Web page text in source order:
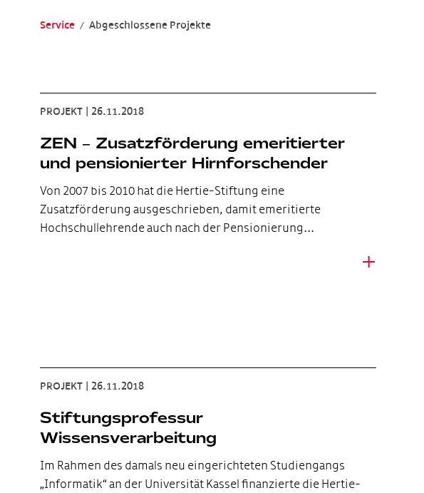
Service Abgeschlossene Projekte
PROJEKT 26.11.2018
ZEN – Zusatzförderung emeritierter
und pensionierter Hirnforschender
Von 2007 bis 2010 hat die Hertie-Stiftung eine
Zusatzförderung ausgeschrieben, damit emeritierte
Hochschullehrende auch nach der Pensionierung…
+
PROJEKT 26.11.2018
Stiftungsprofessur
Wissensverarbeitung
Im Rahmen des damals neu eingerichteten Studiengangs
„Informatik“ an der Universität Kassel finanzierte die Hertie-